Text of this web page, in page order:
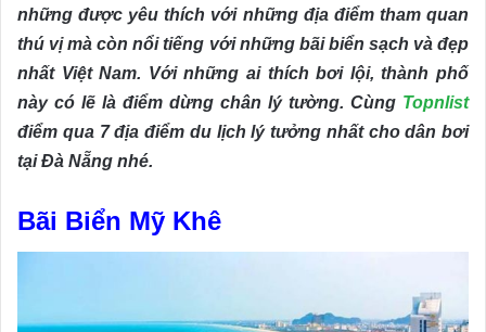
những được yêu thích với những địa điểm tham quan
thú vị mà còn nổi tiếng với những bãi biển sạch và đẹp
nhất Việt Nam. Với những ai thích bơi lội, thành phố
này có lẽ là điểm dừng chân lý tường. Cùng Topnlist
điểm qua 7 địa điểm du lịch lý tưởng nhất cho dân bơi
tại Đà Nẵng nhé.
Bãi Biển Mỹ Khê